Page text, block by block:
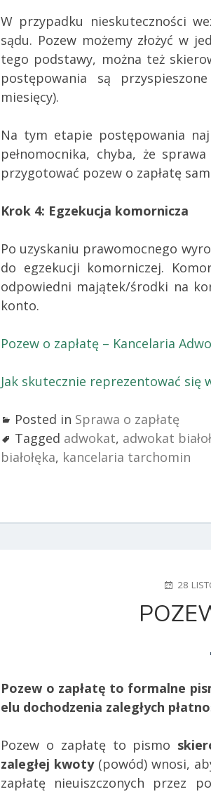
W przypadku nieskuteczności
sądu. Pozew możemy złożyć w
tego podstawy, można też
postępowania są
miesięcy).
Na tym etapie postępowania
pełnomocnika, chyba, że
przygotować pozew o zapłatę
Krok 4: Egzekucja komornicza
Po uzyskaniu prawomocnego
do egzekucji komorniczej.
odpowiedni majątek/środki na
konto.
Pozew o zapłatę – Kancelaria
Jak skutecznie reprezentować się
Posted in Sprawa o zapłatę
Tagged adwokat, adwokat
białołęka, kancelaria tarchomin
POSTED
28
Pozew o zapłatę to formalne
elu dochodzenia zaległych
Pozew o zapłatę to pismo
zaległej kwoty(powód) wnosi,
zapłatę nieuiszczonych przez